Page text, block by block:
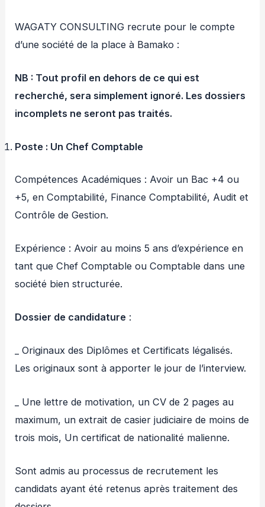
WAGATY CONSULTING recrute pour le compte
d’une société de la place à Bamako :
NB : Tout profil en dehors de ce qui est
recherché, sera simplement ignoré. Les dossiers
incomplets ne seront pas traités.
Poste : Un Chef Comptable
Compétences Académiques : Avoir un Bac +4 ou
+5, en Comptabilité, Finance Comptabilité, Audit et
Contrôle de Gestion.
Expérience : Avoir au moins 5 ans d’expérience en
tant que Chef Comptable ou Comptable dans une
société bien structurée.
Dossier de candidature :
_ Originaux des Diplômes et Certificats légalisés.
Les originaux sont à apporter le jour de l’interview.
_ Une lettre de motivation, un CV de 2 pages au
maximum, un extrait de casier judiciaire de moins de
trois mois, Un certificat de nationalité malienne.
Sont admis au processus de recrutement les
candidats ayant été retenus après traitement des